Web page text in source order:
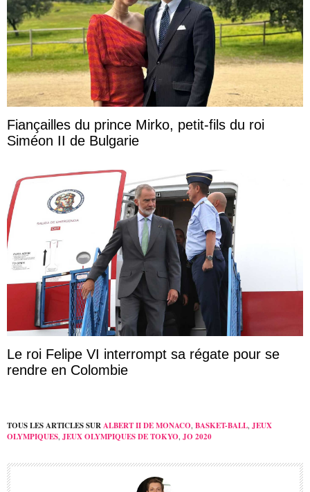
Fiançailles du prince Mirko, petit-fils du roi
Siméon II de Bulgarie
Le roi Felipe VI interrompt sa régate pour se
rendre en Colombie
TOUS LES ARTICLES SURALBERT II DE MONACO, BASKET-BALL, JEUX
OLYMPIQUES, JEUX OLYMPIQUES DE TOKYO, JO 2020